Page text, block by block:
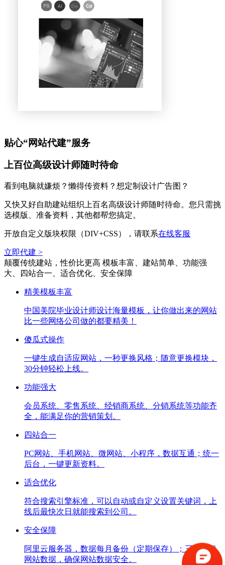
贴心“网站代建”服务
上百位高级设计师随时待命
看到电脑就嫌烦？懒得传资料？想定制设计广告图？
又快又好自助建站组织上百名高级设计师随时待命。您只需挑
选模版、准备资料，其他都帮您搞定。
开放自定义版块权限（DIV+CSS），请联系在线客服
立即代建 >
颠覆传统建站，性价比更高 模板丰富、建站简单、功能强
大、四站合一、适合优化、安全保障
精美模板丰富
中国美院毕业设计师设计海量模板，让你做出来的网站
比一些网络公司做的都要精美！
傻瓜式操作
一键生成自适应网站，一秒更换风格；随意更换模块，
30分钟轻松上线。
功能强大
会员系统、零售系统、经销商系统、分销系统等功能齐
全，能满足你的营销策划。
四站合一
PC网站、手机网站、微网站、小程序，数据互通；统一
后台，一键更新资料。
适合优化
符合搜索引擎标准，可以自动或自定义设置关键词，上
线后最快次日就能搜索到公司。
安全保障
阿里云服务器，数据每月备份（定期保存）；三处备份
网站数据，确保网站数据安全。